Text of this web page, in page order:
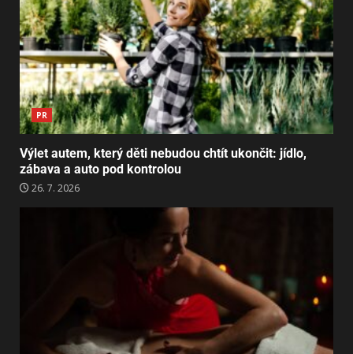
PR
Výlet autem, který děti nebudou chtít ukončit: jídlo,
zábava a auto pod kontrolou
26. 7. 2026